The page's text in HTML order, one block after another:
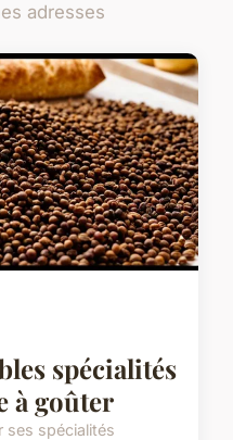
adresses
spécialités
à goûter
ses spécialités